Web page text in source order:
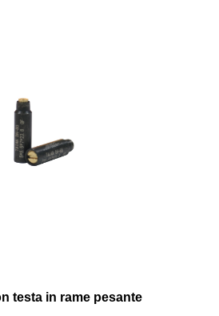
testa in rame pesante